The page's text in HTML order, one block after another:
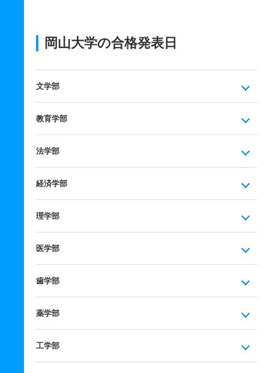
岡山大学の合格発表日
文学部
教育学部
法学部
経済学部
理学部
医学部
歯学部
薬学部
工学部